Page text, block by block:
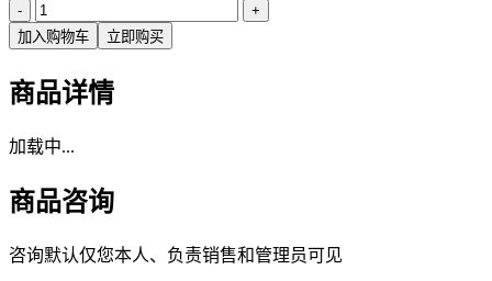
-
+
加入购物车
立即购买
商品详情
加载中...
商品咨询
咨询默认仅您本人、负责销售和管理员可见